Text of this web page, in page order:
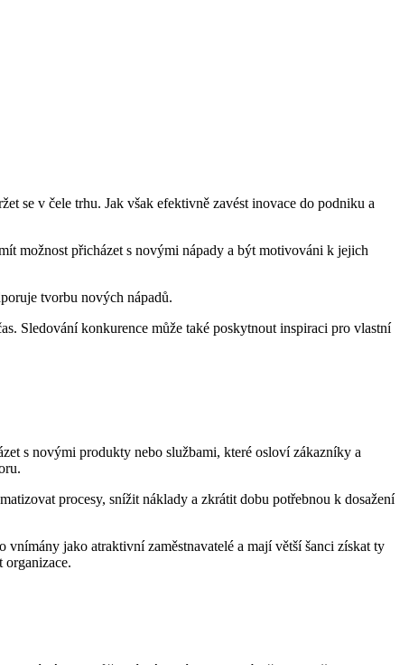
se v čele trhu. Jak však efektivně zavést inovace do podniku a
možnost přicházet s novými nápady a být motivováni k jejich
tvorbu nových nápadů.
Sledování konkurence může také poskytnout inspiraci pro vlastní
s novými produkty nebo službami, které osloví zákazníky a
procesy, snížit náklady a zkrátit dobu potřebnou k dosažení
jako atraktivní zaměstnavatelé a mají větší šanci získat ty